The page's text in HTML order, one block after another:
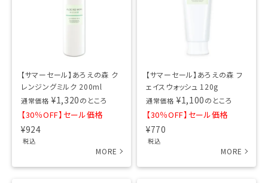
【サマーセール】あろえの森 ク
レンジングミルク 200ml
通常価格 ¥1,320のところ
【30％OFF】セール価格
¥924
税込
【サマーセール】あろえの森 フ
ェイスウォッシュ 120g
通常価格 ¥1,100のところ
【30％OFF】セール価格
¥770
税込